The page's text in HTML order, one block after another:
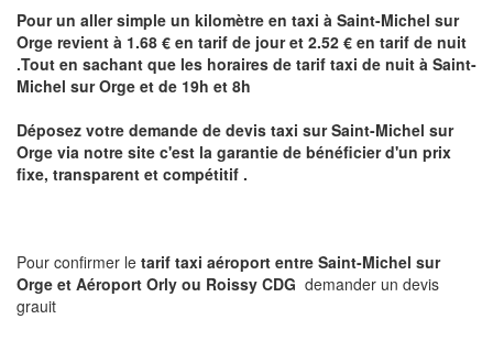
Pour un aller simple un kilomètre en taxi à Saint-Michel sur
Orge revient à 1.68 € en tarif de jour et 2.52 € en tarif de nuit
.Tout en sachant que les horaires de tarif taxi de nuit à Saint-
Michel sur Orge et de 19h et 8h
Déposez votre demande de devis taxi surSaint-Michel sur
Orge via notre site c'est la garantie de bénéficier d'un prix
fixe, transparent et compétitif .
Pour confirmer le tarif taxi aéroport entre Saint-Michel sur
Orge et Aéroport Orly ou Roissy CDG demander un devis
grauit